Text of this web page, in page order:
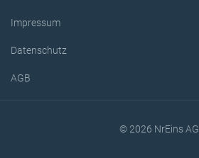
Impressum
Datenschutz
AGB
© 2026 NrEins AG